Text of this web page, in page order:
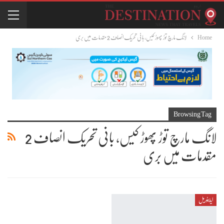
Home لانگ مارچ توڑ پھوڑ کیس، بانی تحریک انصاف 2 مقدمات میں بری
Browsing Tag
لانگ مارچ توڑ پھوڑ کیس، بانی تحریک انصاف 2
مقدمات میں بری
ایڈیٹوریل